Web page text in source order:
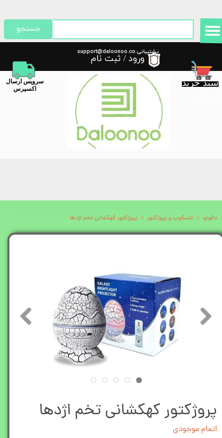
پشتیبانی:support@daloonoo.co
m
سبد خرید
​سرویس ارسال
اکسپرس
جستجو
ورود / ثبت نام
حساب کاربری من
تغییر گذر واژه
سفارشات
خروج از حساب کاربری
دالونو تلسکوپ و پروژکتور پروژکتور کهکشانی تخم اژدها
پروژکتور کهکشانی تخم اژدها
اتمام موجودی